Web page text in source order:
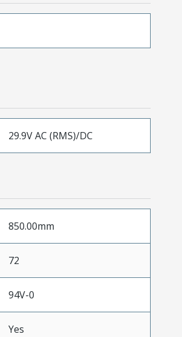
29.9V AC (RMS)/DC
850.00mm
72
94V-0
Yes